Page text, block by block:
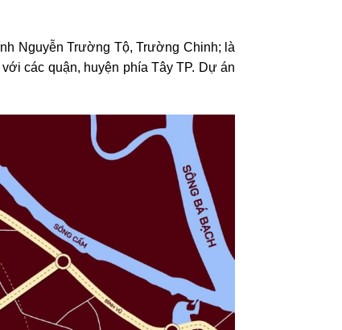
Nguyễn Trường Tộ, Trường Chinh; là
các quận, huyện phía Tây TP. Dự án